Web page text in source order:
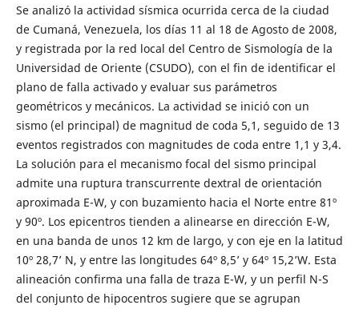
Se analizó la actividad sísmica ocurrida cerca de la ciudad
de Cumaná, Venezuela, los días 11 al 18 de Agosto de 2008,
y registrada por la red local del Centro de Sismología de la
Universidad de Oriente (CSUDO), con el fin de identificar el
plano de falla activado y evaluar sus parámetros
geométricos y mecánicos. La actividad se inició con un
sismo (el principal) de magnitud de coda 5,1, seguido de 13
eventos registrados con magnitudes de coda entre 1,1 y 3,4.
La solución para el mecanismo focal del sismo principal
admite una ruptura transcurrente dextral de orientación
aproximada E-W, y con buzamiento hacia el Norte entre 81º
y 90º. Los epicentros tienden a alinearse en dirección E-W,
en una banda de unos 12 km de largo, y con eje en la latitud
10º 28,7’ N, y entre las longitudes 64º 8,5’ y 64º 15,2’W. Esta
alineación confirma una falla de traza E-W, y un perfil N-S
del conjunto de hipocentros sugiere que se agrupan